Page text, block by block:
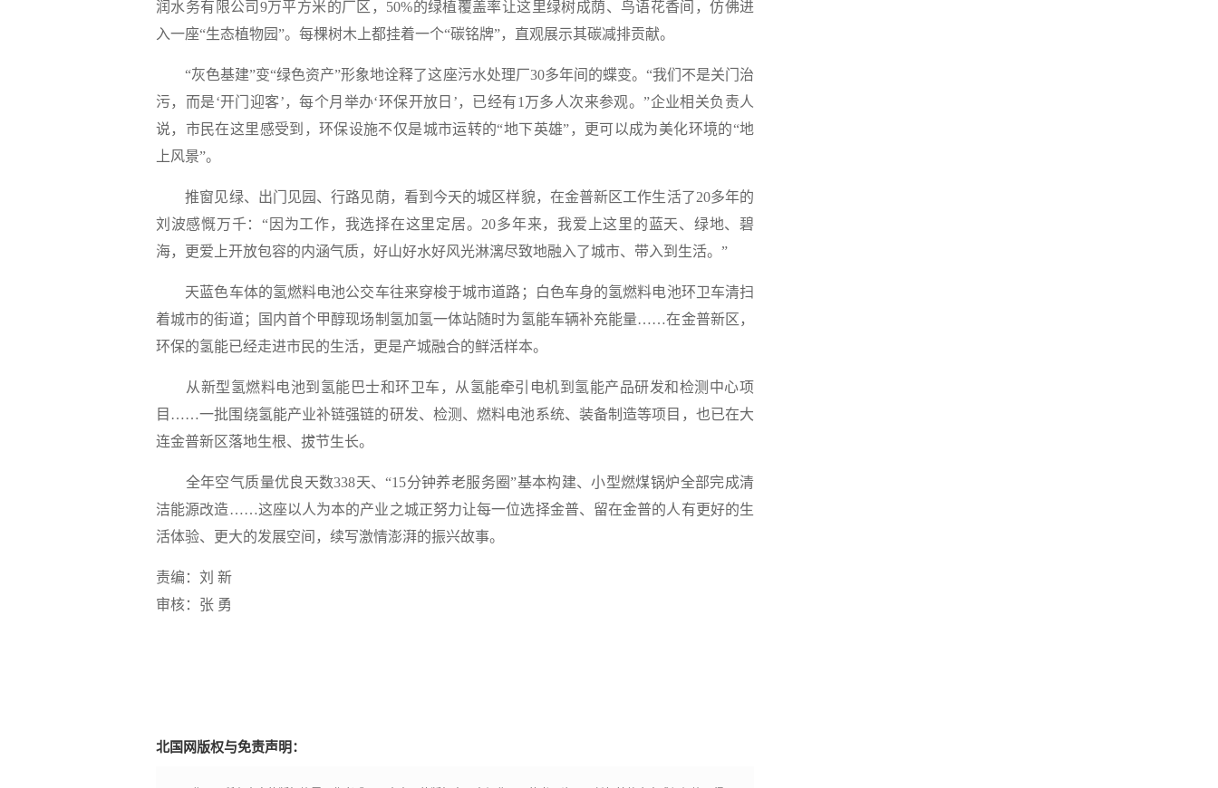
润水务有限公司9万平方米的厂区，50%的绿植覆盖率让这里绿树成荫、鸟语花香间，仿佛进
入一座“生态植物园”。每棵树木上都挂着一个“碳铭牌”，直观展示其碳减排贡献。
“灰色基建”变“绿色资产”形象地诠释了这座污水处理厂30多年间的蝶变。“我们不是关门治
污，而是‘开门迎客’，每个月举办‘环保开放日’，已经有1万多人次来参观。”企业相关负责人
说，市民在这里感受到，环保设施不仅是城市运转的“地下英雄”，更可以成为美化环境的“地
上风景”。
推窗见绿、出门见园、行路见荫，看到今天的城区样貌，在金普新区工作生活了20多年的
刘波感慨万千：“因为工作，我选择在这里定居。20多年来，我爱上这里的蓝天、绿地、碧
海，更爱上开放包容的内涵气质，好山好水好风光淋漓尽致地融入了城市、带入到生活。”
天蓝色车体的氢燃料电池公交车往来穿梭于城市道路；白色车身的氢燃料电池环卫车清扫
着城市的街道；国内首个甲醇现场制氢加氢一体站随时为氢能车辆补充能量……在金普新区，
环保的氢能已经走进市民的生活，更是产城融合的鲜活样本。
从新型氢燃料电池到氢能巴士和环卫车，从氢能牵引电机到氢能产品研发和检测中心项
目……一批围绕氢能产业补链强链的研发、检测、燃料电池系统、装备制造等项目，也已在大
连金普新区落地生根、拔节生长。
全年空气质量优良天数338天、“15分钟养老服务圈”基本构建、小型燃煤锅炉全部完成清
洁能源改造……这座以人为本的产业之城正努力让每一位选择金普、留在金普的人有更好的生
活体验、更大的发展空间，续写激情澎湃的振兴故事。
责编：刘 新
审核：张 勇
北国网版权与免责声明：